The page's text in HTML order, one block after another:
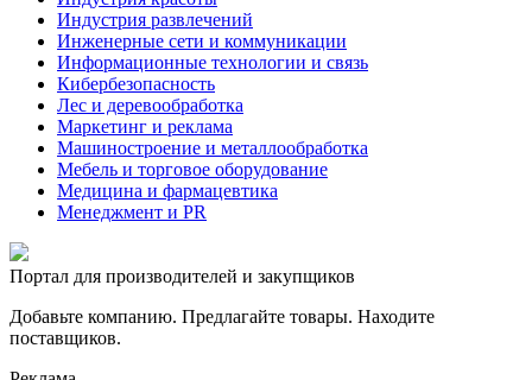
Индустрия развлечений
Инженерные сети и коммуникации
Информационные технологии и связь
Кибербезопасность
Лес и деревообработка
Маркетинг и реклама
Машиностроение и металлообработка
Мебель и торговое оборудование
Медицина и фармацевтика
Менеджмент и PR
Портал для производителей и закупщиков
Добавьте компанию. Предлагайте товары. Находите
поставщиков.